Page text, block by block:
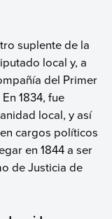
suplente de la
local y, a
del Primer
1834, fue
local, y así
cargos políticos
en 1844 a ser
de Justicia de